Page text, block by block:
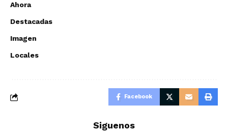
Ahora
Destacadas
Imagen
Locales
Facebook
Siguenos